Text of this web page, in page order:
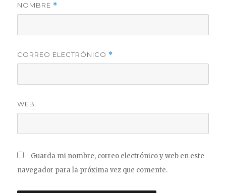
NOMBRE *
CORREO ELECTRÓNICO *
WEB
Guarda mi nombre, correo electrónico y web en este
navegador para la próxima vez que comente.